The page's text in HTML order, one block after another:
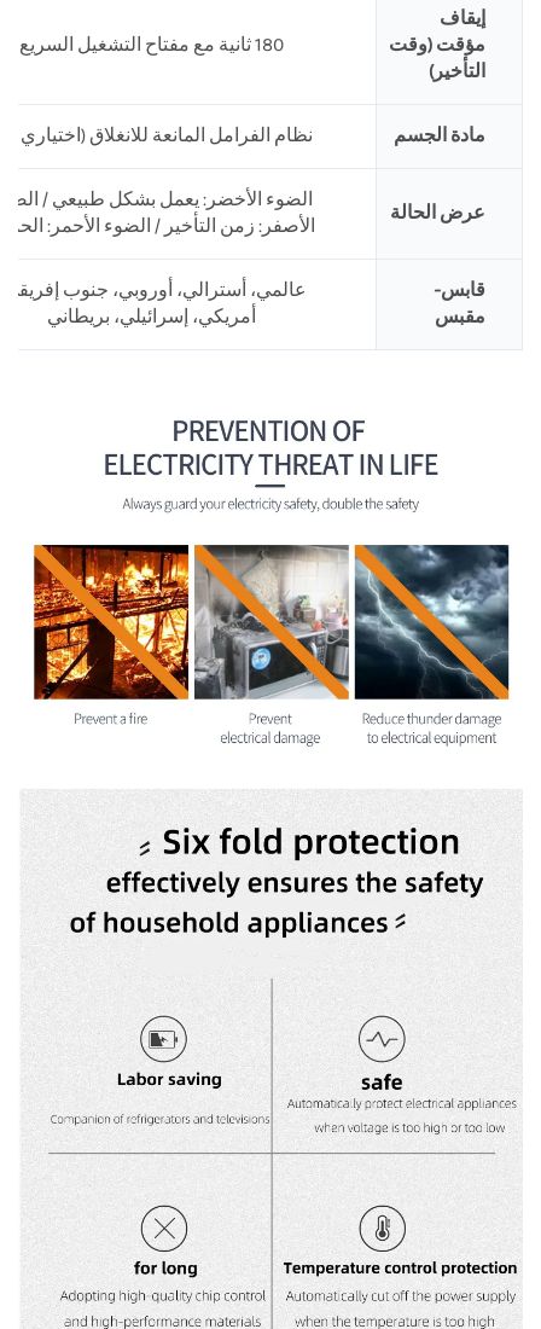
إيقاف
مؤقت (وقت
التأخير)
180 ثانية مع مفتاح التشغيل السريع
مادة الجسم نظام الفرامل المانعة للانغلاق (اختياري PC)
عرض الحالة
الضوء الأخضر: يعمل بشكل طبيعي /
الأصفر: زمن التأخير / الضوء الأحمر:
قابس-
مقبس
عالمي، أسترالي، أوروبي، جنوب
أمريكي، إسرائيلي، بريطاني